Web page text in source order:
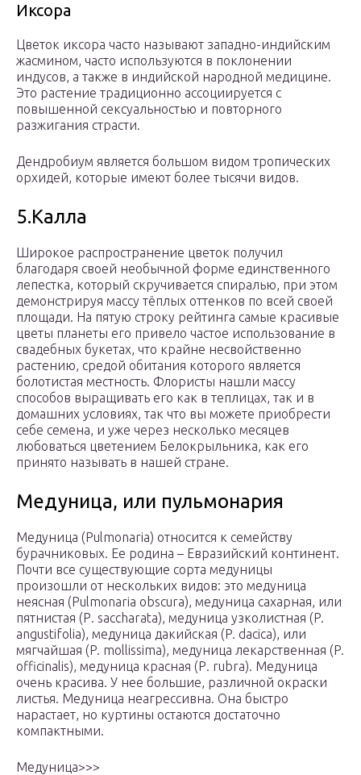
Иксора
Цветок иксора часто называют западно-индийским
жасмином, часто используются в поклонении
индусов, а также в индийской народной медицине.
Это растение традиционно ассоциируется с
повышенной сексуальностью и повторного
разжигания страсти.
Дендробиум является большом видом тропических
орхидей, которые имеют более тысячи видов.
5.Калла
Широкое распространение цветок получил
благодаря своей необычной форме единственного
лепестка, который скручивается спиралью, при этом
демонстрируя массу тёплых оттенков по всей своей
площади. На пятую строку рейтинга самые красивые
цветы планеты его привело частое использование в
свадебных букетах, что крайне несвойственно
растению, средой обитания которого является
болотистая местность. Флористы нашли массу
способов выращивать его как в теплицах, так и в
домашних условиях, так что вы можете приобрести
себе семена, и уже через несколько месяцев
любоваться цветением Белокрыльника, как его
принято называть в нашей стране.
Медуница, или пульмонария
Медуница (Pulmonaria) относится к семейству
бурачниковых. Ее родина – Евразийский континент.
Почти все существующие сорта медуницы
произошли от нескольких видов: это медуница
неясная (Pulmonaria obscura), медуница сахарная, или
пятнистая (Р. saccharata), медуница узколистная (P.
angustifolia), медуница дакийская (P. dacica), или
мягчайшая (P. mollissimа), медуница лекарственная (P.
officinalis), медуница красная (Р. rubra). Медуница
очень красива. У нее большие, различной окраски
листья. Медуница неагрессивна. Она быстро
нарастает, но куртины остаются достаточно
компактными.
Медуница>>>